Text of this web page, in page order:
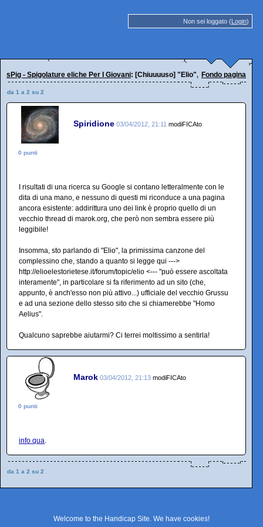
Non sei loggato (Login)
sPig - Spigolature eliche Per I Giovani: [Chiuuuuso] "Elio", la primissima
Fondo pagina
da 1 a 2 su 2
Spiridione 03/04/2012, 21:11 modiFICAto
0 punti
I risultati di una ricerca su Google si contano letteralmente con le
dita di una mano, e nessuno di questi mi riconduce a una pagina
ancora esistente: addirittura uno dei link è proprio quello di un
vecchio thread di marok.org, che però non sembra essere più
leggibile!
Insomma, sto parlando di "Elio", la primissima canzone del
complessino che, stando a quanto si legge qui --->
http://elioelestorietese.it/forum/topic/elio <--- "può essere ascoltata
interamente", in particolare si fa riferimento ad un sito (che,
appunto, è anch'esso non più attivo...) ufficiale del vecchio Grussu
e ad una sezione dello stesso sito che si chiamerebbe "Homo
Aelius".
Qualcuno saprebbe aiutarmi? Ci terrei moltissimo a sentirla!
Marok 03/04/2012, 21:13 modiFICAto
0 punti
info qua.
da 1 a 2 su 2
Welcome to the Handicap Site. We have cookies!